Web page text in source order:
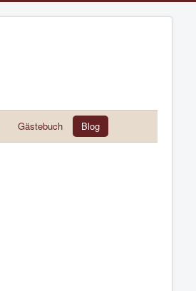
Gästebuch Blog